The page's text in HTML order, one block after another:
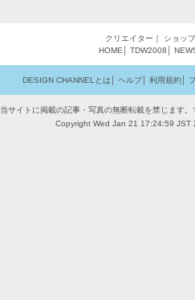
クリエイター ｜ ショップ
HOME
TDW2008
DESIGN CHANNELとは ヘルプ│ 利用規約│
当サイトに掲載の記事・写真の無断転載を禁じます
Copyright Wed Jan 21 17:24:59 JST